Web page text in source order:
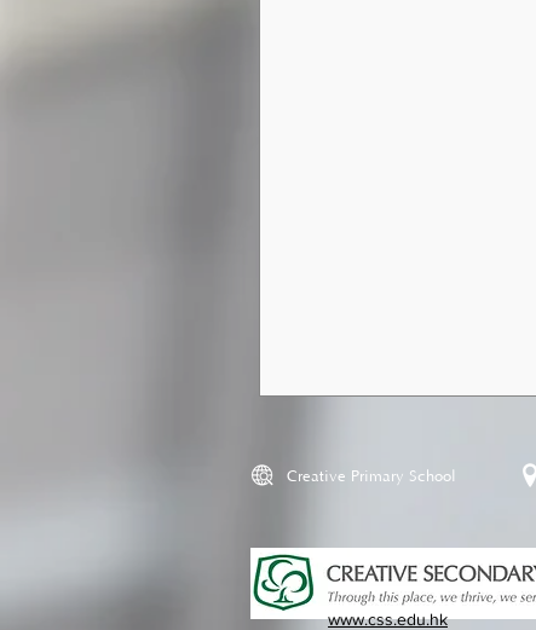
Creative Primary School
www.css.edu.hk